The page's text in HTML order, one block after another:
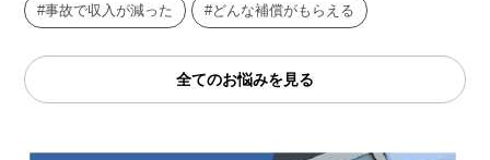
事故で収入が減った どんな補償がもらえる
全てのお悩みを見る